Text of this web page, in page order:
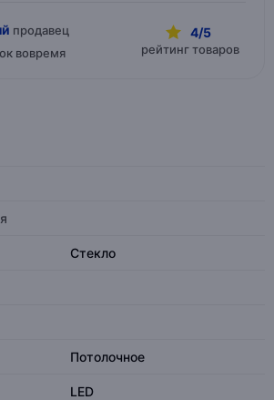
продавец
вовремя
4/5
рейтинг товаров
Стекло
Потолочное
LED